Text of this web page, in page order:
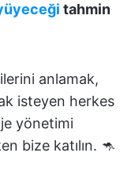
tahmin
anlamak,
isteyen herkes
yönetimi
bize katılın. 🦘